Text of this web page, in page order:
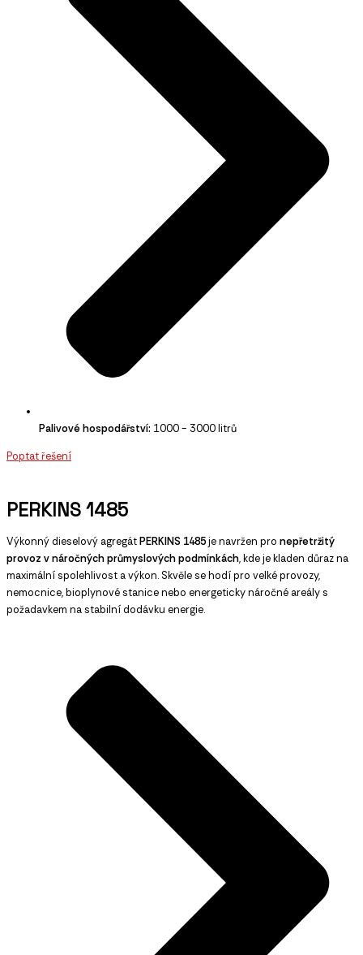
Palivové hospodářství: 1000 - 3000 litrů
Poptat řešení
PERKINS 1485
Výkonný dieselový agregátPERKINS 1485je navržen pro nepřetržitý
provoz v náročných průmyslových podmínkách, kde je kladen důraz na
maximální spolehlivost a výkon. Skvěle se hodí pro velké provozy,
nemocnice, bioplynové stanice nebo energeticky náročné areály s
požadavkem na stabilní dodávku energie.